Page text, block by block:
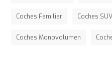
Coches Familiar Coches
Coches Monovolumen